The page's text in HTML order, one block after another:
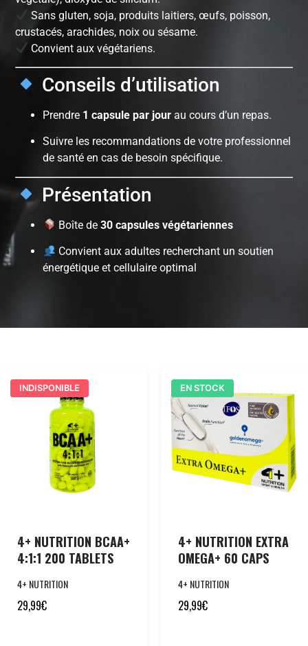
Sans gluten, soja, produits laitiers, œufs, poisson,
crustacés, arachides, noix ou sésame.
Convient aux végétariens.
Conseils d’utilisation
Prendre 1 capsule par jour au cours d’un repas.
Suivre les recommandations de votre professionnel
de santé en cas de besoin spécifique.
Présentation
Boîte de 30 capsules végétariennes
Convient aux adultes recherchant un soutien
énergétique et cellulaire optimal
INDISPONIBLE
4+ NUTRITION BCAA+
4:1:1 200 TABLETS
4+ NUTRITION
29,99€
EN STOCK
4+ NUTRITION EXTRA
OMEGA+ 60 CAPS
4+ NUTRITION
29,99€